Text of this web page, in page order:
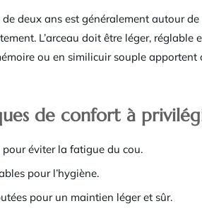
deux ans est généralement autour
L’arceau doit être léger, réglable
ou en similicuir souple
de confort à
éviter la fatigue du cou.
pour l’hygiène.
pour un maintien léger et sûr.